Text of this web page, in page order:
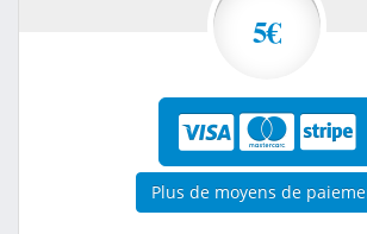
5€
Plus de moyens de